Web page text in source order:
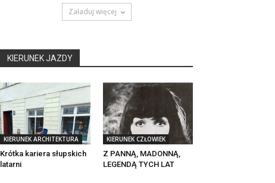
Załaduj więcej
KIERUNEK JAZDY
KIERUNEK ARCHITEKTURA
Krótka kariera słupskich
latarni
KIERUNEK CZŁOWIEK
Z PANNĄ, MADONNĄ,
LEGENDĄ TYCH LAT